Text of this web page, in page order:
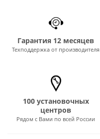
Гарантия 12 месяцев
Техподдержка от производителя
100 установочных
центров
Рядом с Вами по всей России